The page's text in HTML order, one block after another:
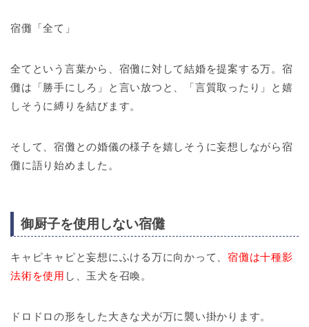
宿儺「全て」
全てという言葉から、宿儺に対して結婚を提案する万。宿
儺は「勝手にしろ」と言い放つと、「言質取ったり」と嬉
しそうに縛りを結びます。
そして、宿儺との婚儀の様子を嬉しそうに妄想しながら宿
儺に語り始めました。
御厨子を使用しない宿儺
キャピキャピと妄想にふける万に向かって、宿儺は十種影
法術を使用 し、玉犬を召喚。
ドロドロの形をした大きな犬が万に襲い掛かります。